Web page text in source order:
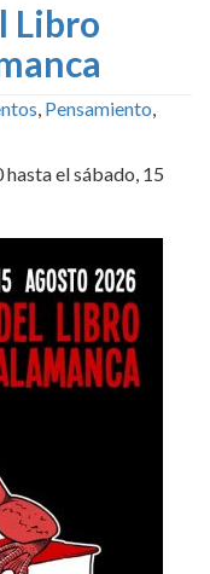
Libro
, Pensamiento,
el sábado, 15